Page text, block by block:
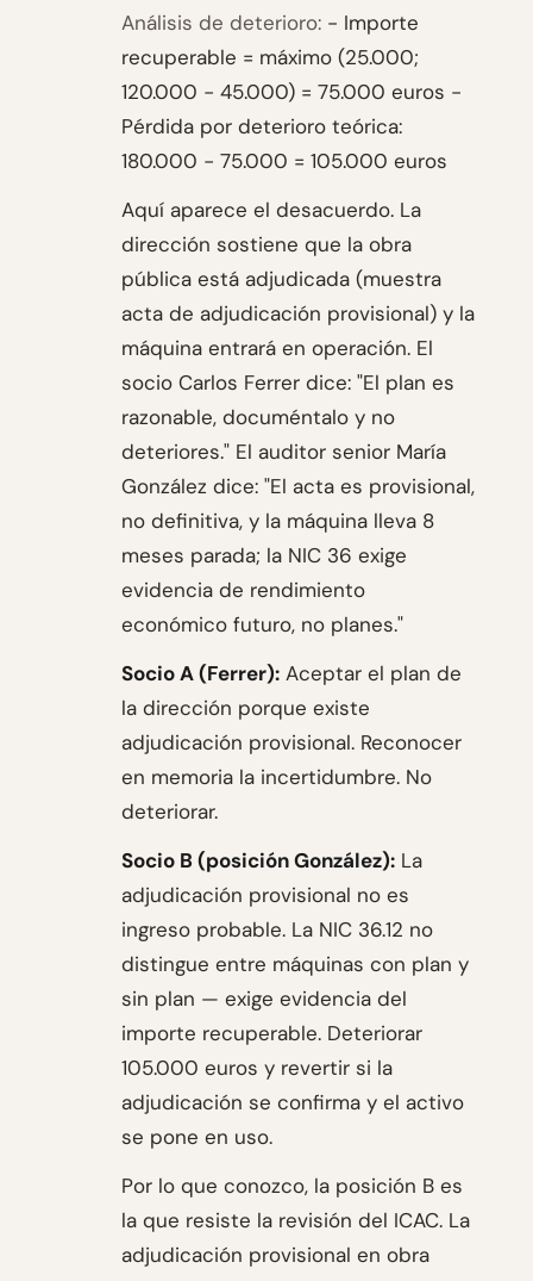
Análisis de deterioro: - Importe
recuperable = máximo (25.000;
120.000 − 45.000) = 75.000 euros -
Pérdida por deterioro teórica:
180.000 − 75.000 = 105.000 euros
Aquí aparece el desacuerdo. La
dirección sostiene que la obra
pública está adjudicada (muestra
acta de adjudicación provisional) y la
máquina entrará en operación. El
socio Carlos Ferrer dice: "El plan es
razonable, documéntalo y no
deteriores." El auditor senior María
González dice: "El acta es provisional,
no definitiva, y la máquina lleva 8
meses parada; la NIC 36 exige
evidencia de rendimiento
económico futuro, no planes."
Socio A (Ferrer): Aceptar el plan de
la dirección porque existe
adjudicación provisional. Reconocer
en memoria la incertidumbre. No
deteriorar.
Socio B (posición González): La
adjudicación provisional no es
ingreso probable. La NIC 36.12 no
distingue entre máquinas con plan y
sin plan — exige evidencia del
importe recuperable. Deteriorar
105.000 euros y revertir si la
adjudicación se confirma y el activo
se pone en uso.
Por lo que conozco, la posición B es
la que resiste la revisión del ICAC. La
adjudicación provisional en obra